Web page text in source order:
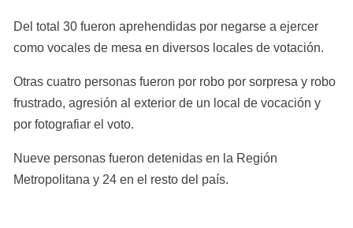
Del total 30 fueron aprehendidas por negarse a ejercer
como vocales de mesa en diversos locales de votación.
Otras cuatro personas fueron por robo por sorpresa y robo
frustrado, agresión al exterior de un local de vocación y
por fotografiar el voto.
Nueve personas fueron detenidas en la Región
Metropolitana y 24 en el resto del país.